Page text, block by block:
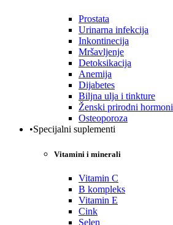
Prostata
Urinarna infekcija
Inkontinecija
Mršavljenje
Detoksikacija
Anemija
Dijabetes
Biljna ulja i tinkture
Ženski prirodni hormoni
Osteoporoza
•Specijalni suplementi
Vitamini i minerali
Vitamin C
B kompleks
Vitamin E
Cink
Selen